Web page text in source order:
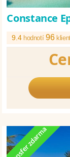
Constance
9.4 hodnotí96